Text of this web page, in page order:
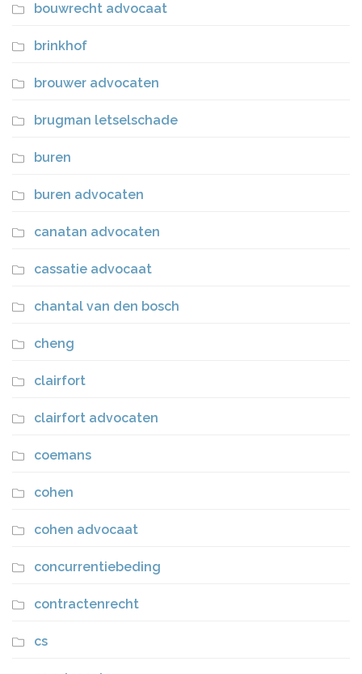
bouwrecht advocaat
brinkhof
brouwer advocaten
brugman letselschade
buren
buren advocaten
canatan advocaten
cassatie advocaat
chantal van den bosch
cheng
clairfort
clairfort advocaten
coemans
cohen
cohen advocaat
concurrentiebeding
contractenrecht
cs